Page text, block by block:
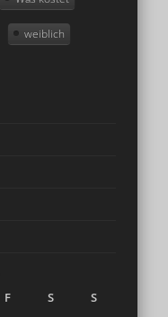
weiblich
F S
S